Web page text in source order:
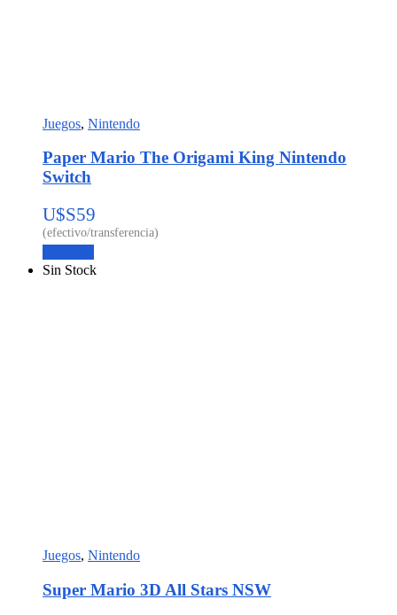
Juegos, Nintendo
Paper Mario The Origami King Nintendo
Switch
U$S59
Sin Stock
Juegos, Nintendo
Super Mario 3D All Stars NSW